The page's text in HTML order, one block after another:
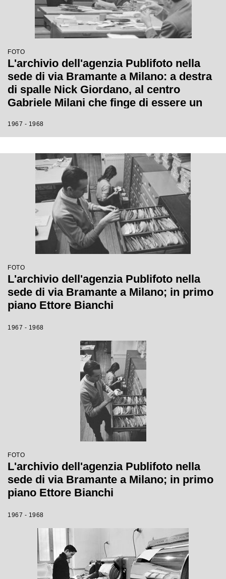
FOTO
L'archivio dell'agenzia Publifoto nella
sede di via Bramante a Milano: a destra
di spalle Nick Giordano, al centro
Gabriele Milani che finge di essere un
1967 - 1968
FOTO
L'archivio dell'agenzia Publifoto nella
sede di via Bramante a Milano; in primo
piano Ettore Bianchi
1967 - 1968
FOTO
L'archivio dell'agenzia Publifoto nella
sede di via Bramante a Milano; in primo
piano Ettore Bianchi
1967 - 1968